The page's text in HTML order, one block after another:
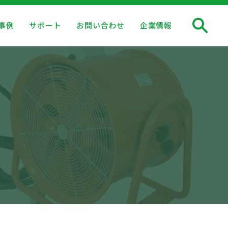
例 サポート お問い合わせ 企業情報